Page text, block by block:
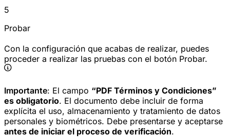
5
Probar
Con la configuración que acabas de realizar, puedes
proceder a realizar las pruebas con el botón Probar.
Importante: El campo “PDF Términos y Condiciones”
es obligatorio. El documento debe incluir de forma
explícita el uso, almacenamiento y tratamiento de datos
personales y biométricos. Debe presentarse y aceptarse
antes de iniciar el proceso de verificación.